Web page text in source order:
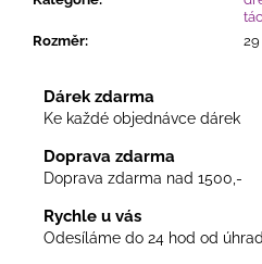
Rozměr: 29
Dárek zdarma
Ke každé objednávce dárek
Doprava zdarma
Doprava zdarma nad 1500,-
Rychle u vás
Odesíláme do 24 hod od